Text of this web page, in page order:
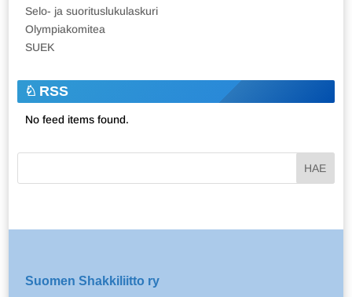
Selo- ja suorituslukulaskuri
Olympiakomitea
SUEK
RSS
No feed items found.
Suomen Shakkiliitto ry